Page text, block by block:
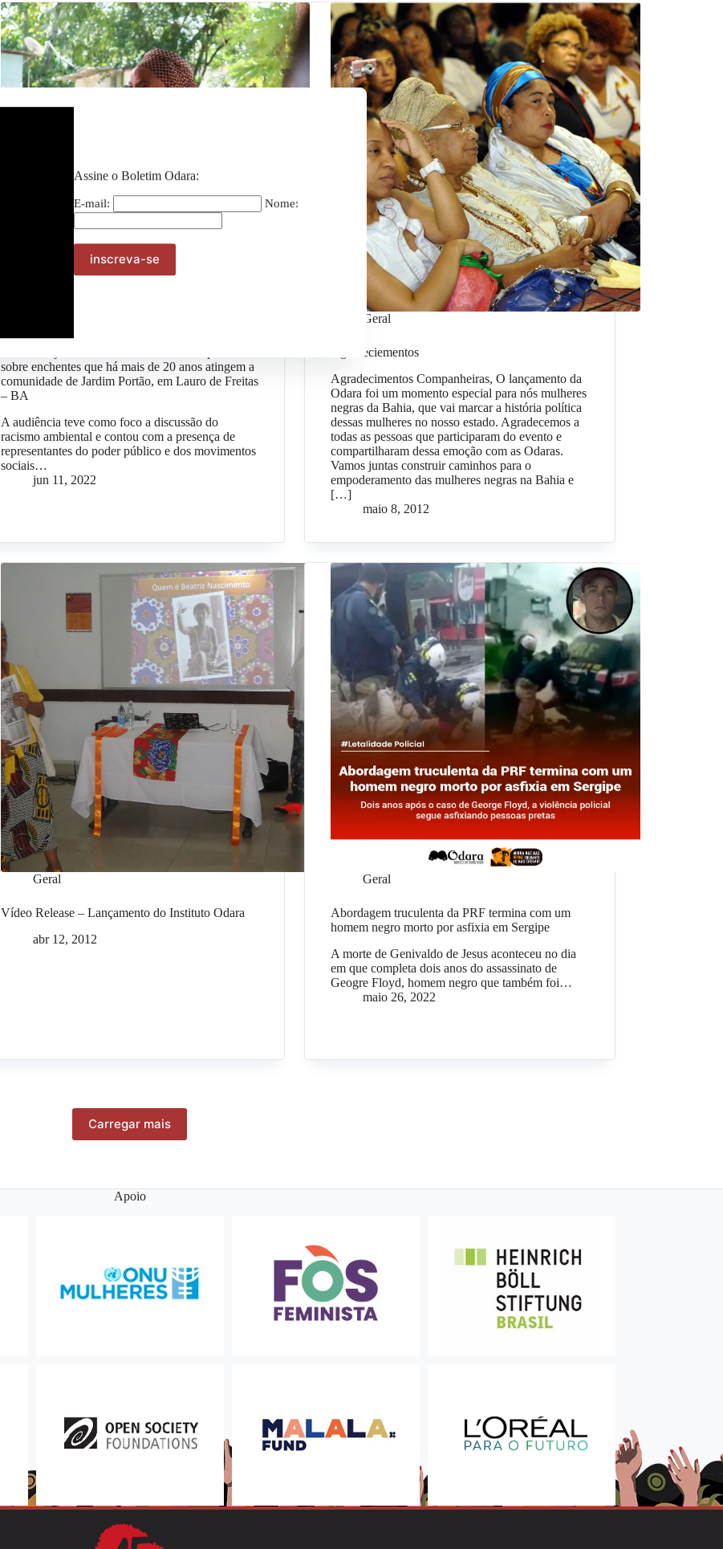
Assine o Boletim Odara:
E-mail: Nome:
sobre enchentes que há mais de 20 anos atingem a
comunidade de Jardim Portão, em Lauro de Freitas
– BA
A audiência teve como foco a discussão do
racismo ambiental e contou com a presença de
representantes do poder público e dos movimentos
sociais…
jun 11, 2022
Geral
Agradeciementos
Agradecimentos Companheiras, O lançamento da
Odara foi um momento especial para nós mulheres
negras da Bahia, que vai marcar a história política
dessas mulheres no nosso estado. Agradecemos a
todas as pessoas que participaram do evento e
compartilharam dessa emoção com as Odaras.
Vamos juntas construir caminhos para o
empoderamento das mulheres negras na Bahia e
[…]
maio 8, 2012
Geral
Vídeo Release – Lançamento do Instituto Odara
abr 12, 2012
Geral
Abordagem truculenta da PRF termina com um
homem negro morto por asfixia em Sergipe
A morte de Genivaldo de Jesus aconteceu no dia
em que completa dois anos do assassinato de
Geogre Floyd, homem negro que também foi…
maio 26, 2022
Carregar mais
Apoio